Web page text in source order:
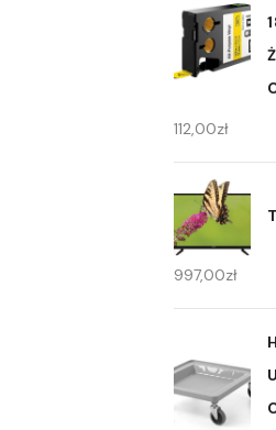
112,00zł
997,00zł